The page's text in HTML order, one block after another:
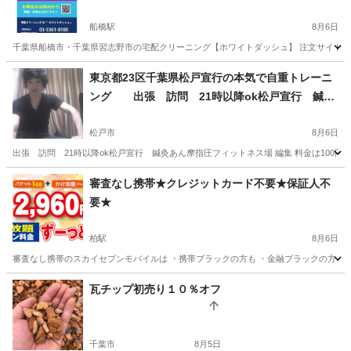
船橋駅 8月6日
千葉県船橋市・千葉県習志野市の宅配クリーニング【ホワイトダッシュ】 注文サイ
千葉 船橋市 船橋駅 その他 千葉 習志野市 津田沼駅
その他
東京都23区千葉県松戸宣行の本気で自重トレーニ
ング 出張 訪問 21時以降ok松戸宣行 鍼灸
でご相談OK！本気の自重トレーニングで理想の身
体へ 出張 訪問 2腰痛改善 松戸宣行 鍼灸あ
ん摩指圧フィットネス場 編集 料金は100円単位で
ご相談OK！本気の自重トレーニングで理想の身体
へ 出張 訪問 21時以降okメッセージなどはご
市の企画に登録していますので、 ぜひ、予防医学
に興味ある方、お問い合わせください。
松戸市 8月6日
出張 訪問 21時以降ok松戸宣行 鍼灸あん摩指圧フィットネス場 編集 料金は100円
千葉 松戸市 その他
審査なし携帯★クレジットカード不要★保証人不
要★
柏駅 8月6日
審査なし携帯のスカイセブンモバイルは ・携帯ブラックの方も ・金融ブラックの方
千葉 柏市 柏駅 その他 千葉
瓦チップ初売り１０％オフ
千葉市 8月5日